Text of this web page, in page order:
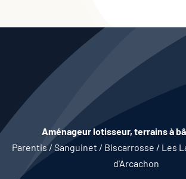
Aménageur lotisseur, terrains à
Parentis / Sanguinet / Biscarrosse / Les
d'Arcachon